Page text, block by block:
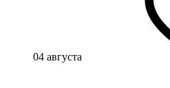
04 августа